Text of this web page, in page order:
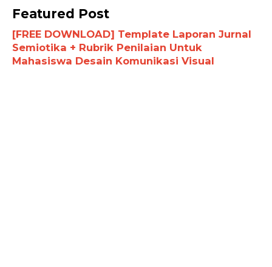
Featured Post
[FREE DOWNLOAD] Template Laporan Jurnal
Semiotika + Rubrik Penilaian Untuk
Mahasiswa Desain Komunikasi Visual